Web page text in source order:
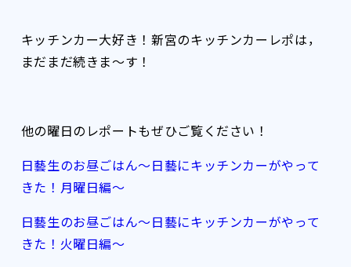
キッチンカー大好き！新宮のキッチンカーレポは，
まだまだ続きま～す！
他の曜日のレポートもぜひご覧ください！
日藝生のお昼ごはん～日藝にキッチンカーがやって
きた！月曜日編～
日藝生のお昼ごはん～日藝にキッチンカーがやって
きた！火曜日編～